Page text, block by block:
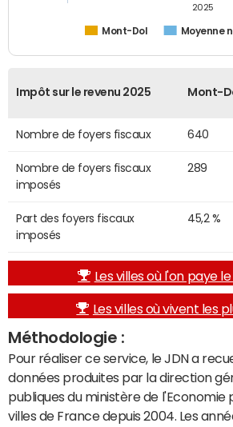
Mont-Dol Moyenne
2025
Impôt sur le revenu 2025 Mont-
Nombre de foyers fiscaux 640
Nombre de foyers fiscaux
imposés
289
Part des foyers fiscaux
imposés
45,2 %
Les villes où l'on paye le
Les villes où vivent les
Méthodologie :
Pour réaliser ce service, le JDN a
données produites par la direction
publiques du ministère de l'Economie
villes de France depuis 2004. Les